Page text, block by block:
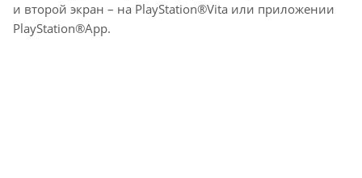
и второй экран – на PlayStation®Vita или приложении
PlayStation®App.